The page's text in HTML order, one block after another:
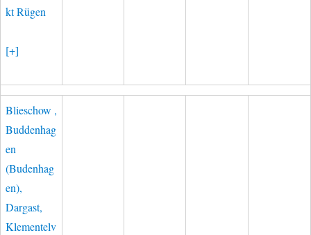
kt Rügen
[+]
Blieschow ,
Buddenhag
en
(Budenhag
en),
Dargast,
Klementelv